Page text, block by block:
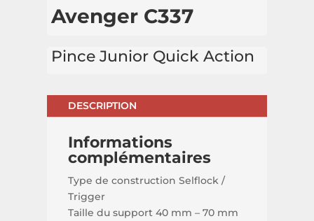
Avenger C337
Pince Junior Quick Action
DESCRIPTION
Informations
complémentaires
Type de construction Selflock /
Trigger
Taille du support 40 mm – 70 mm